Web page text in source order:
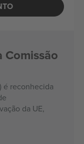
Comissão
é reconhecida
da UE,